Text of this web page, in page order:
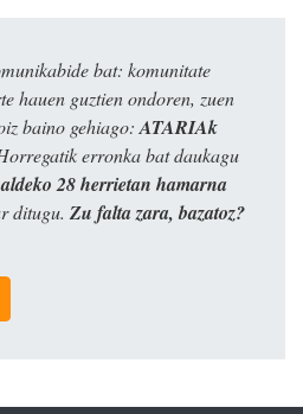
bat: komunitate
hauen guztien ondoren, zuen
baino gehiago: ATARIAk
erronka bat daukagu
28 herrietan hamarna
ditugu. Zu falta zara, bazatoz?